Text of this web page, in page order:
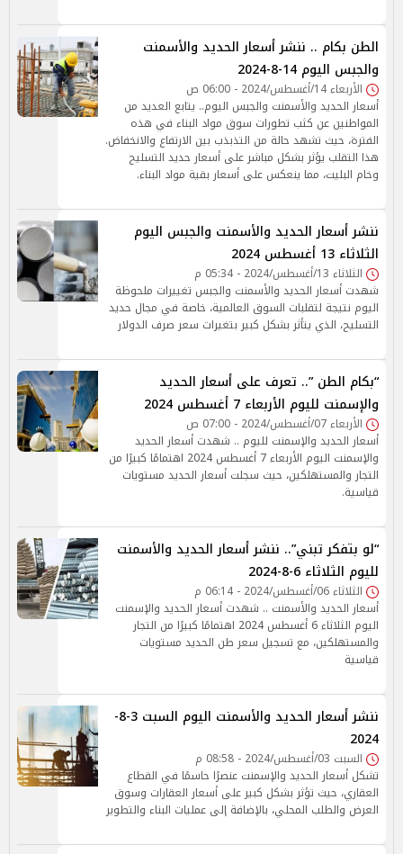
الطن بكام .. ننشر أسعار الحديد والأسمنت
والجبس اليوم 14-8-2024
الأربعاء 14/أغسطس/2024 - 06:00 ص
أسعار الحديد والأسمنت والجبس اليوم.. يتابع العديد من
المواطنين عن كثب تطورات سوق مواد البناء في هذه
الفترة، حيث تشهد حالة من التذبذب بين الارتفاع والانخفاض.
هذا التقلب يؤثر بشكل مباشر على أسعار حديد التسليح
وخام البليت، مما ينعكس على أسعار بقية مواد البناء.
ننشر أسعار الحديد والأسمنت والجبس اليوم
الثلاثاء 13 أغسطس 2024
الثلاثاء 13/أغسطس/2024 - 05:34 م
شهدت أسعار الحديد والأسمنت والجبس تغييرات ملحوظة
اليوم نتيجة لتقلبات السوق العالمية، خاصة في مجال حديد
التسليح، الذي يتأثر بشكل كبير بتغيرات سعر صرف الدولار
“بكام الطن ”.. تعرف على أسعار الحديد
والإسمنت لليوم الأربعاء 7 أغسطس 2024
الأربعاء 07/أغسطس/2024 - 07:00 ص
أسعار الحديد والإسمنت لليوم .. شهدت أسعار الحديد
والإسمنت اليوم الأربعاء 7 أغسطس 2024 اهتمامًا كبيرًا من
التجار والمستهلكين، حيث سجلت أسعار الحديد مستويات
قياسية.
“لو بتفكر تبني”.. ننشر أسعار الحديد والأسمنت
لليوم الثلاثاء 6-8-2024
الثلاثاء 06/أغسطس/2024 - 06:14 م
أسعار الحديد والأسمنت .. شهدت أسعار الحديد والإسمنت
اليوم الثلاثاء 6 أغسطس 2024 اهتمامًا كبيرًا من التجار
والمستهلكين، مع تسجيل سعر طن الحديد مستويات
قياسية
ننشر أسعار الحديد والأسمنت اليوم السبت 3-8-
2024
السبت 03/أغسطس/2024 - 08:58 م
تشكل أسعار الحديد والإسمنت عنصرًا حاسمًا في القطاع
العقاري، حيث تؤثر بشكل كبير على أسعار العقارات وسوق
العرض والطلب المحلي، بالإضافة إلى عمليات البناء والتطوير